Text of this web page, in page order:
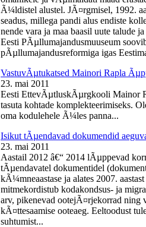
Ã¼ldistel alustel. JÃ¤rgmisel, 1992.
seadus, millega pandi alus endiste
nende vara ja maa baasil uute talude
Eesti PÃµllumajandusmuuseum
pÃµllumajandusreformiga igas
VastuvÃµtukatsed Mainori Rapla
23. mai 2011
Eesti EttevÃµtluskÃµrgkooli Mainor
tasuta kohtade komplekteerimiseks.
oma kodulehele Ã¼les panna...
Isikut tÃµendavad dokumendid
23. mai 2011
Aastail 2012 â€“ 2014 lÃµppevad
tÃµendavatel dokumentidel
kÃ¼mneaastase ja alates 2007.
mitmekordistub kodakondsus- ja
arv, pikenevad ootejÃ¤rjekorrad ning
kÃ¤ttesaamise ooteaeg. Eeltoodust
suhtumist...